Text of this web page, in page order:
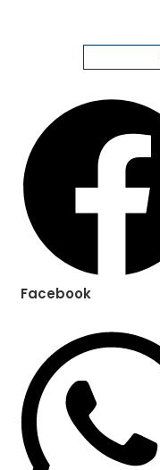
Facebook